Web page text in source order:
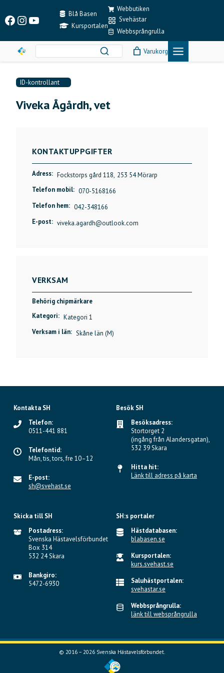
content
Facebook
Instagram
YouTubeBlå Basen
Kursportalen
Webbutiken
Svehästar
Webbsprångrulla
Varukorg
ID-kontrollant
Viveka Ågårdh, vet
KONTAKTUPPGIFTER
Adress: Fockstorps gård 118, 253 54 Mörarp
Telefon mobil: 070-5168166
Telefon hem: 042-348166
E-post: viveka.agardh@outlook.com
VERKSAM
Behörig chipmärkare
Kategori: Kategori 1
Verksam i län: Skåne län (M)
Kontakta SH
Telefon:
0511-441 881
Telefontid:
Mån, tis, tors, fre 10–12
E-post:
sh@svehast.se
Besök SH
Besöksadress:
Stortorget 2
(ingång från Alandersgatan),
532 39 Skara
Hitta hit:
Länk till adress på karta
Skicka till SH
Postadress:
Svenska Hästavelsförbundet
Box 314
532 24 Skara
Bankgiro:
5472-6930
SH:s portaler
Hästdatabasen:
blabasen.se
Kursportalen:
kurs.svehast.se
Saluhästportalen:
svehastar.se
Webbsprångrulla:
länk till websprångrulla
© 2016 – 2026 Svenska Hästavelsförbundet.